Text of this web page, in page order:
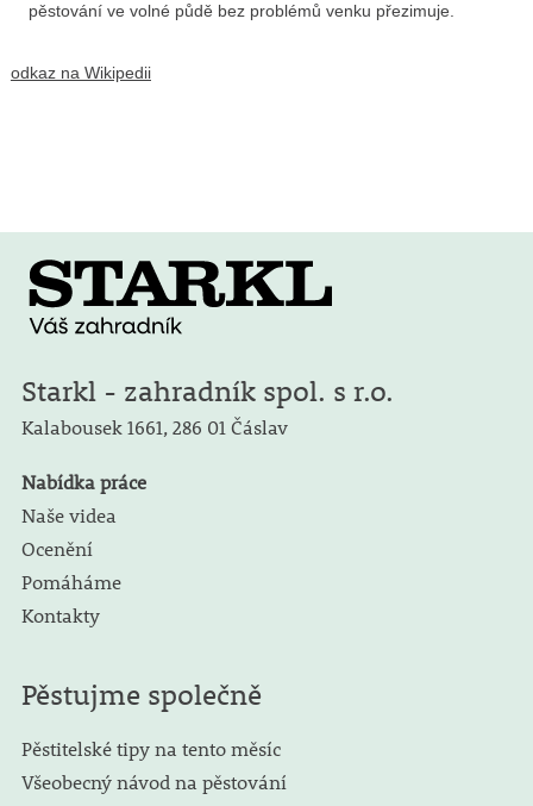
pěstování ve volné půdě bez problémů venku přezimuje.
odkaz na Wikipedii
Starkl - zahradník spol. s r.o.
Kalabousek 1661, 286 01 Čáslav
Nabídka práce
Naše videa
Ocenění
Pomáháme
Kontakty
Pěstujme společně
Pěstitelské tipy na tento měsíc
Všeobecný návod na pěstování